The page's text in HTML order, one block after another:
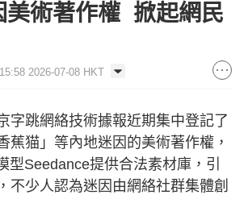
美術著作權 掀起網民
2026-07-08 HKT
字跳網絡技術據報近期集中登記了
蕉猫」等內地迷因的美術著作權，
型Seedance提供合法素材庫，引
不少人認為迷因由網絡社群集體創